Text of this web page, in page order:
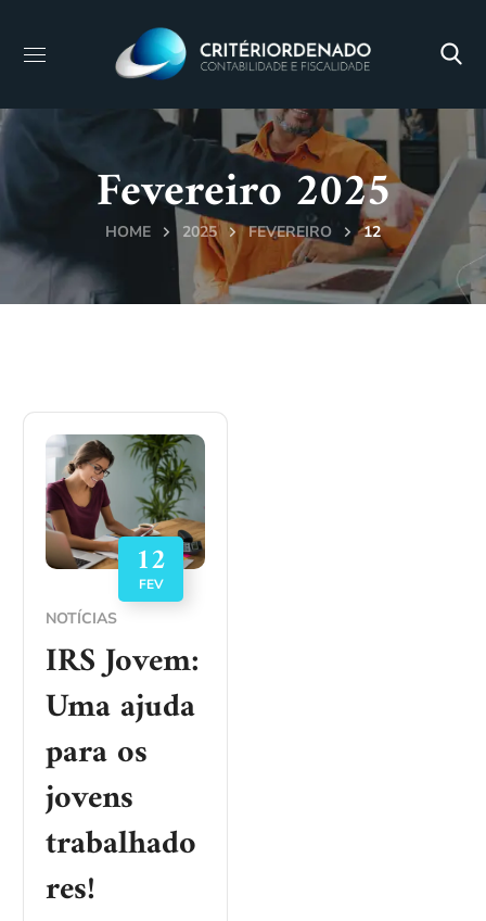
Fevereiro 2025
HOME 2025 FEVEREIRO 12
12
FEV
NOTÍCIAS
IRS Jovem:
Uma ajuda
para os
jovens
trabalhado
res!